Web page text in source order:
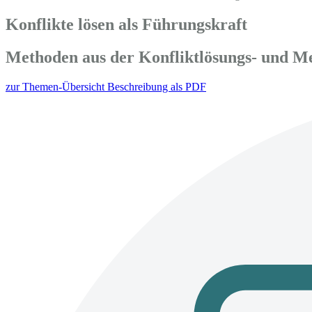
Konflikte lösen als Führungskraft
Methoden aus der Konfliktlösungs- und
zur Themen-Übersicht Beschreibung als PDF